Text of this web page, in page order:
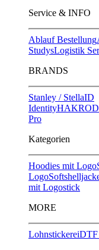
Service & INFO
Ablauf Bestellung
StudysLogistik
BRANDS
Stanley / StellaID
IdentityHAKRO
Pro
Kategorien
Hoodies mit Logo
Logo
mit Logostick
MORE
LohnstickereiDTF